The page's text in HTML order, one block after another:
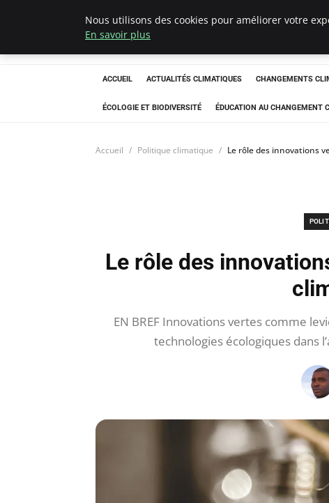
ACCUEIL ACTUALITÉS CLIMATIQUES CHANGEMENTS
ÉCOLOGIE ET BIODIVERSITÉ ÉDUCATION AU CHANGEMENT
Accueil Politique climatique Le rôle des innovations
Le rôle des
EN BREF Innovations vertes comme
technologies écologiques dans
Nous utilisons des cookies pour améliorer votre
En savoir plus